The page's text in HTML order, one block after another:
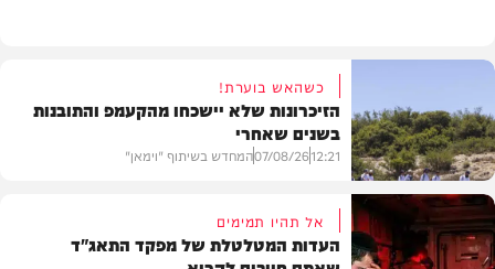
כשהאש בוערת!
הזיכרונות שלא יישכחו מהקעמפ והתובנות
בשנים שאחרי
12:21
07/08/26המחדש בשיתוף "וימאן"
אל תהיו תמימים
העדות המטלטלת של מפקד התאג"ד